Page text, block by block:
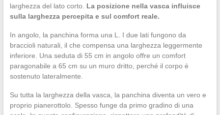
larghezza del lato corto. La posizione nella vasca influisce
sulla larghezza percepita e sul comfort reale.
In angolo, la panchina forma una L. I due lati fungono da
braccioli naturali, il che compensa una larghezza leggermente
inferiore. Una seduta di 55 cm in angolo offre un comfort
paragonabile a 65 cm su un muro dritto, perché il corpo è
sostenuto lateralmente.
Su tutta la larghezza della vasca, la panchina diventa un vero e
proprio pianerottolo. Spesso funge da primo gradino di una